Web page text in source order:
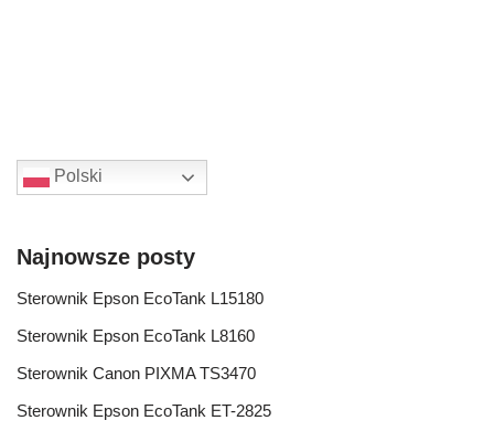
Polski
Najnowsze posty
Sterownik Epson EcoTank L15180
Sterownik Epson EcoTank L8160
Sterownik Canon PIXMA TS3470
Sterownik Epson EcoTank ET-2825